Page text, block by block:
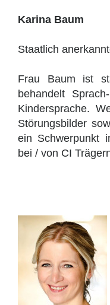
Karina Baum
Staatlich
Frau Baum ist
behandelt
Kindersprache.
Störungsbilder
ein Schwerpunkt
bei / von CI